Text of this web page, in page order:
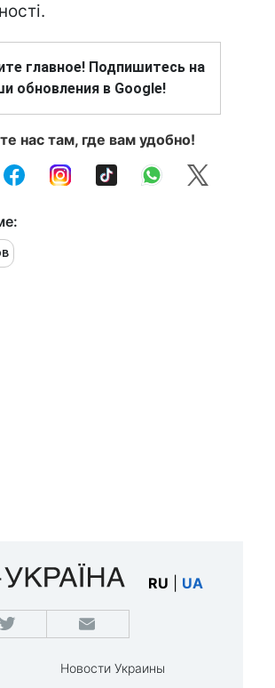
главное! Подпишитесь на
обновления в Google!
нас там, где вам удобно!
RU UA
Новости Украины